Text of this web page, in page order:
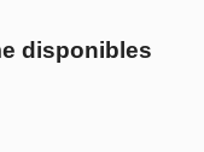
disponibles